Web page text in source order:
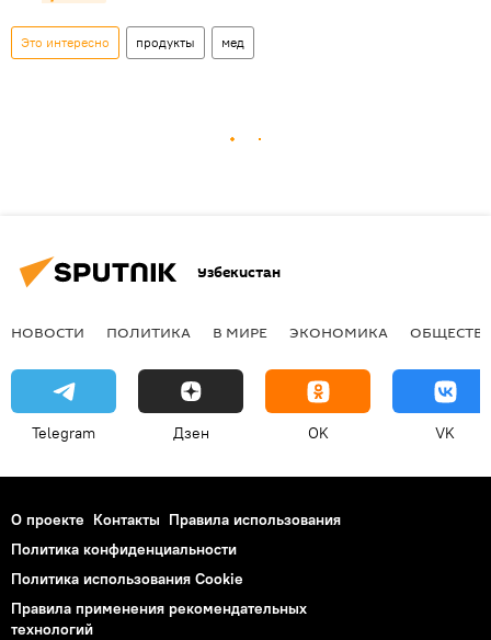
Это интересно продукты мед
Узбекистан
НОВОСТИ ПОЛИТИКА В МИРЕ ЭКОНОМИКА
Telegram Дзен OK VK
О проекте Контакты Правила использования
Политика конфиденциальности
Политика использования Cookie
Правила применения рекомендательных
технологий